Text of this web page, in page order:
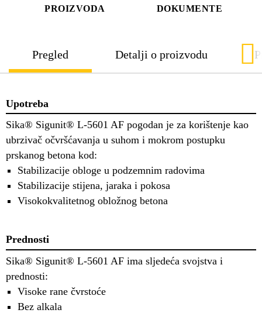
PROIZVODA
DOKUMENTE
Pregled Detalji o proizvodu
Upotreba
Sika® Sigunit® L-5601 AF pogodan je za korištenje kao
ubrzivač očvršćavanja u suhom i mokrom postupku
prskanog betona kod:
Stabilizacije obloge u podzemnim radovima
Stabilizacije stijena, jaraka i pokosa
Visokokvalitetnog obložnog betona
Prednosti
Sika® Sigunit® L-5601 AF ima sljedeća svojstva i
prednosti:
Visoke rane čvrstoće
Bez alkala